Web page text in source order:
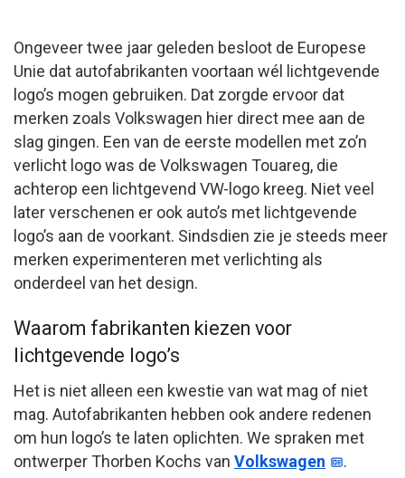
Ongeveer twee jaar geleden besloot de Europese
Unie dat autofabrikanten voortaan wél lichtgevende
logo’s mogen gebruiken. Dat zorgde ervoor dat
merken zoals Volkswagen hier direct mee aan de
slag gingen. Een van de eerste modellen met zo’n
verlicht logo was de Volkswagen Touareg, die
achterop een lichtgevend VW-logo kreeg. Niet veel
later verschenen er ook auto’s met lichtgevende
logo’s aan de voorkant. Sindsdien zie je steeds meer
merken experimenteren met verlichting als
onderdeel van het design.
Waarom fabrikanten kiezen voor
lichtgevende logo’s
Het is niet alleen een kwestie van wat mag of niet
mag. Autofabrikanten hebben ook andere redenen
om hun logo’s te laten oplichten. We spraken met
ontwerper Thorben Kochs van Volkswagen
.